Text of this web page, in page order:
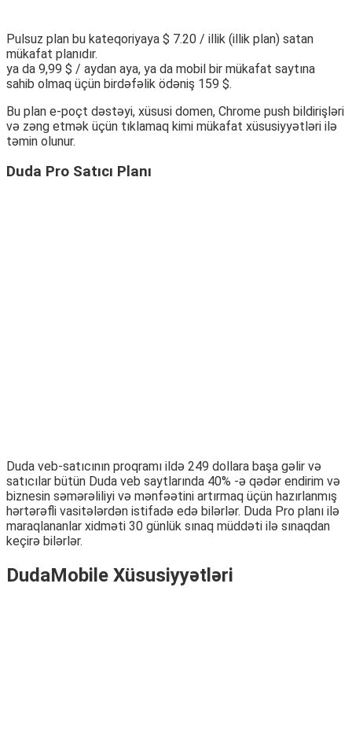
Pulsuz plan bu kateqoriyaya $ 7.20 / illik (illik plan) satan
mükafat planıdır.
ya da 9,99 $ / aydan aya, ya da mobil bir mükafat saytına
sahib olmaq üçün birdəfəlik ödəniş 159 $.
Bu plan e-poçt dəstəyi, xüsusi domen, Chrome push bildirişləri
və zəng etmək üçün tıklamaq kimi mükafat xüsusiyyətləri ilə
təmin olunur.
Duda Pro Satıcı Planı
Duda veb-satıcının proqramı ildə 249 dollara başa gəlir və
satıcılar bütün Duda veb saytlarında 40% -ə qədər endirim və
biznesin səmərəliliyi və mənfəətini artırmaq üçün hazırlanmış
hərtərəfli vasitələrdən istifadə edə bilərlər. Duda Pro planı ilə
maraqlananlar xidməti 30 günlük sınaq müddəti ilə sınaqdan
keçirə bilərlər.
DudaMobile Xüsusiyyətləri